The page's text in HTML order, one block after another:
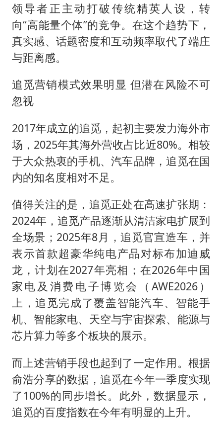
领导者正主动打破传统精英人设，转
向“高能量个体”的竞争。在这个趋势下，
真实感、话题密度和互动频率取代了端庄
与距离感。
追觅营销模式效果明显 但潜在风险不可
忽视
2017年成立的追觅，起初主要发力海外市
场，2025年其海外营收占比近80%。相较
于大众热衷的手机、汽车品牌，追觅在国
内的知名度相对不足。
值得关注的是，追觅正处在高速扩张期：
2024年，追觅产品逐渐从清洁家电扩展到
全场景；2025年8月，追觅官宣造车，并
表示首款超豪华纯电产品对标布加迪威
龙，计划在2027年亮相；在2026年中国
家电及消费电子博览会（AWE2026）
上，追觅完成了覆盖智能汽车、智能手
机、智能家电、天空与宇宙探索、能源与
芯片算力等多个板块的展示。
而上述营销手段也起到了一定作用。根据
俞浩分享的数据，追觅在今年一季度实现
了100%的同步增长。此外，数据显示，
追觅的百度指数在今年有明显的上升。